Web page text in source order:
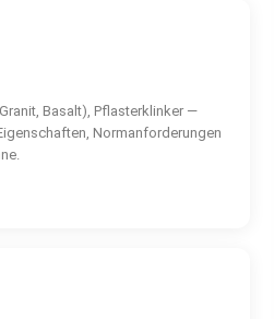
Basalt), Pflasterklinker —
Normanforderungen